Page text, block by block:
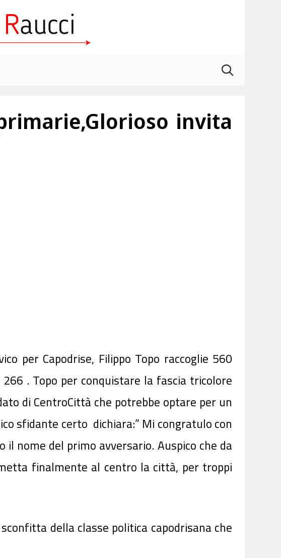
invita
per Capodrise, Filippo Topo raccoglie 560
. Topo per conquistare la fascia tricolore
di CentroCittà che potrebbe optare per un
sfidante certo dichiara:” Mi congratulo con
nome del primo avversario. Auspico che da
finalmente al centro la città, per troppi
della classe politica capodrisana che